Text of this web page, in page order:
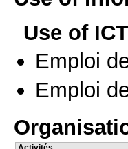
Use of ICT
Emploi
Emploi